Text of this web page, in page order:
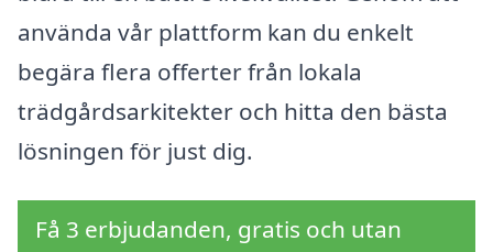
använda vår plattform kan du enkelt
begära flera offerter från lokala
trädgårdsarkitekter och hitta den bästa
lösningen för just dig.
Få 3 erbjudanden, gratis och utan